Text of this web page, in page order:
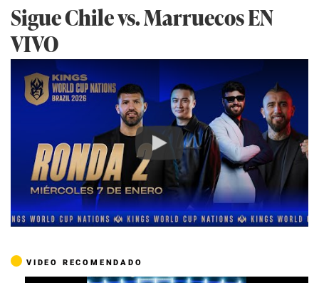
Sigue Chile vs. Marruecos EN
VIVO
Play
VIDEO RECOMENDADO